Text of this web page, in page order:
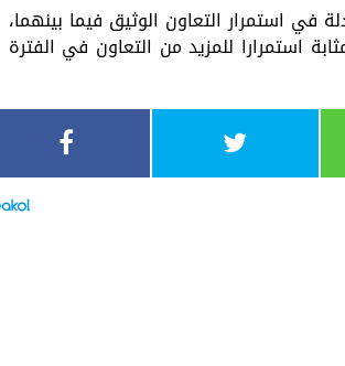
في استمرار التعاون الوثيق فيما بينهما،
استمرارا للمزيد من التعاون في الفترة